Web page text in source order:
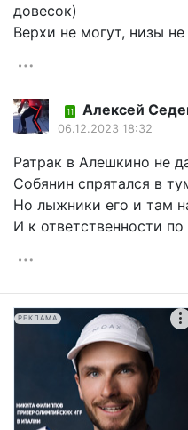
довесок)
Верхи не могут, низы
11 Алексей
06.12.2023 18:32
Ратрак в Алешкино не
Собянин спрятался в
Но лыжники его и там
И к ответственности
РЕКЛАМА